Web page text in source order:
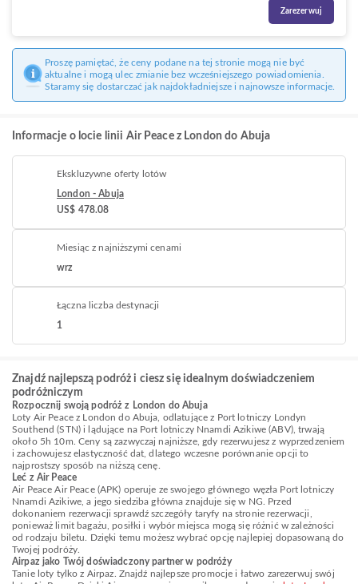
Zarezerwuj
Proszę pamiętać, że ceny podane na tej stronie mogą nie być
aktualne i mogą ulec zmianie bez wcześniejszego powiadomienia.
Staramy się dostarczać jak najdokładniejsze i najnowsze informacje.
Informacje o locie linii Air Peace z London do Abuja
Ekskluzywne oferty lotów
London - Abuja
US$ 478.08
Miesiąc z najniższymi cenami
wrz
Łączna liczba destynacji
1
Znajdź najlepszą podróż i ciesz się idealnym doświadczeniem
podróżniczym
Rozpocznij swoją podróż z London do Abuja
Loty Air Peace z London do Abuja, odlatujące z Port lotniczy Londyn
Southend (STN) i lądujące na Port lotniczy Nnamdi Azikiwe (ABV), trwają
około 5h 10m. Ceny są zazwyczaj najniższe, gdy rezerwujesz z wyprzedzeniem
i zachowujesz elastyczność dat, dlatego wczesne porównanie opcji to
najprostszy sposób na niższą cenę.
Leć z Air Peace
Air Peace Air Peace (APK) operuje ze swojego głównego węzła Port lotniczy
Nnamdi Azikiwe, a jego siedziba główna znajduje się w NG. Przed
dokonaniem rezerwacji sprawdź szczegóły taryfy na stronie rezerwacji,
ponieważ limit bagażu, posiłki i wybór miejsca mogą się różnić w zależności
od rodzaju biletu. Dzięki temu możesz wybrać opcję najlepiej dopasowaną do
Twojej podróży.
Airpaz jako Twój doświadczony partner w podróży
Tanie loty tylko z Airpaz. Znajdź najlepsze promocje i łatwo zarezerwuj swój